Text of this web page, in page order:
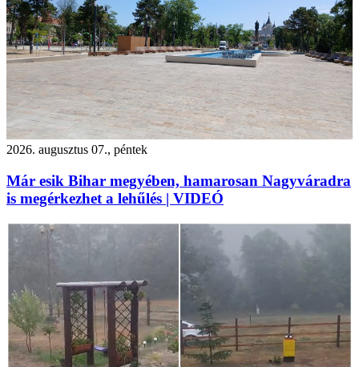
2026. augusztus 07., péntek
Már esik Bihar megyében, hamarosan Nagyváradra
is megérkezhet a lehűlés | VIDEÓ